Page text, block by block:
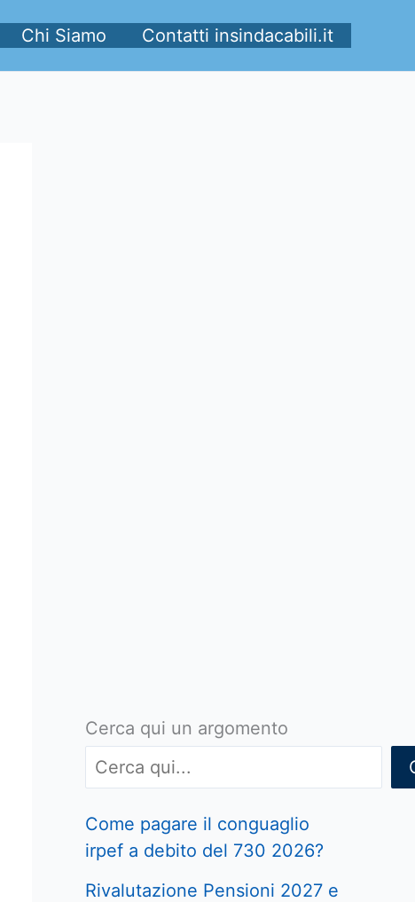
Chi Siamo Contatti insindacabili.it
Cerca qui un argomento
Come pagare il conguaglio
irpef a debito del 730 2026?
Rivalutazione Pensioni 2027 e